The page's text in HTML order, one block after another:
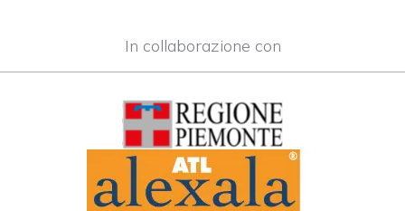
In collaborazione con